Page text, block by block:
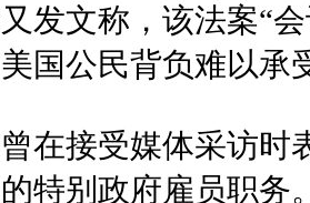
发文称，该法案“
国公民背负难以承
在接受媒体采访时
特别政府雇员职务